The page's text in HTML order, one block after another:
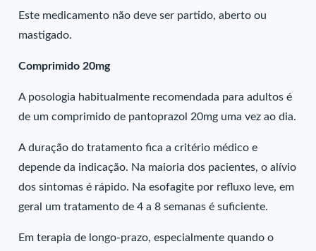
Este medicamento não deve ser partido, aberto ou
mastigado.
Comprimido 20mg
A posologia habitualmente recomendada para adultos é
de um comprimido de pantoprazol 20mg uma vez ao dia.
A duração do tratamento fica a critério médico e
depende da indicação. Na maioria dos pacientes, o alívio
dos sintomas é rápido. Na esofagite por refluxo leve, em
geral um tratamento de 4 a 8 semanas é suficiente.
Em terapia de longo-prazo, especialmente quando o